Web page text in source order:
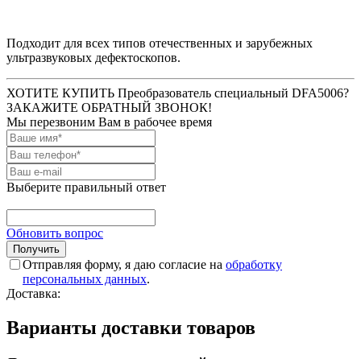
Подходит для всех типов отечественных и зарубежных
ультразвуковых дефектоскопов.
ХОТИТЕ КУПИТЬ Преобразователь специальный DFA5006?
ЗАКАЖИТЕ ОБРАТНЫЙ ЗВОНОК!
Мы перезвоним Вам в рабочее время
Выберите правильный ответ
Обновить вопрос
Отправляя форму, я даю согласие на обработку
персональных данных.
Доставка:
Варианты доставки товаров